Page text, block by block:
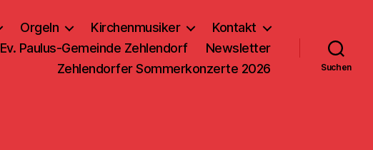
Orgeln Kirchenmusiker
Kontakt
Ev. Paulus-Gemeinde Zehlendorf
Newsletter
Zehlendorfer Sommerkonzerte 2026
Suchen